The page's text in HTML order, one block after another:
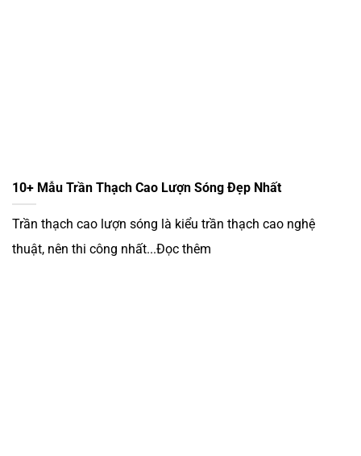
10+ Mẫu Trần Thạch Cao Lượn Sóng Đẹp Nhất
Trần thạch cao lượn sóng là kiểu trần thạch cao nghệ
thuật, nên thi công nhất...Đọc thêm